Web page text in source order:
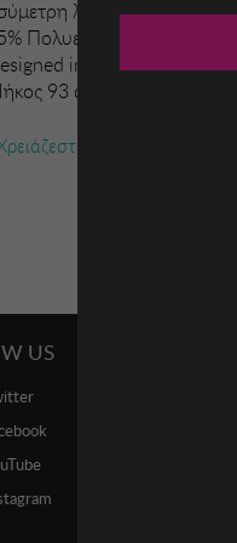
λαιμοκοψή
Πολυεστέρας - 5%
in:Spain
93 cms
βοήθεια;
US